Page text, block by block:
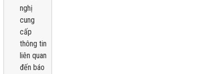
nghị
cung
cấp
thông tin
liên quan
đến báo